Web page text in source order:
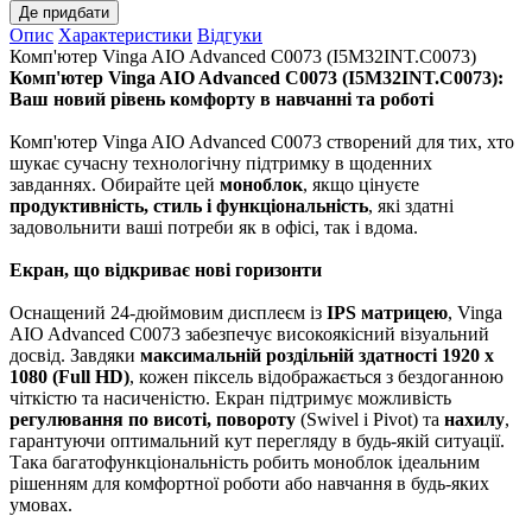
Де придбати
Опис Характеристики Відгуки
Комп'ютер Vinga AIO Advanced C0073 (I5M32INT.C0073)
Комп'ютер Vinga AIO Advanced C0073 (I5M32INT.C0073):
Ваш новий рівень комфорту в навчанні та роботі
Комп'ютер Vinga AIO Advanced C0073 створений для тих, хто
шукає сучасну технологічну підтримку в щоденних
завданнях. Обирайте цей моноблок, якщо цінуєте
продуктивність, стиль і функціональність, які здатні
задовольнити ваші потреби як в офісі, так і вдома.
Екран, що відкриває нові горизонти
Оснащений 24-дюймовим дисплеєм із IPS матрицею, Vinga
AIO Advanced C0073 забезпечує високоякісний візуальний
досвід. Завдяки максимальній роздільній здатності 1920 x
1080 (Full HD), кожен піксель відображається з бездоганною
чіткістю та насиченістю. Екран підтримує можливість
регулювання по висоті, повороту (Swivel і Pivot) та нахилу,
гарантуючи оптимальний кут перегляду в будь-якій ситуації.
Така багатофункціональність робить моноблок ідеальним
рішенням для комфортної роботи або навчання в будь-яких
умовах.